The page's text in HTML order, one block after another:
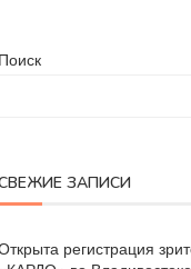
Поиск
ЗАПИСИ
регистрация